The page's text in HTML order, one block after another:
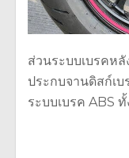
ส่วนระบบเบรคหลั
ประกบจานดิสก์เ
ระบบเบรค ABS